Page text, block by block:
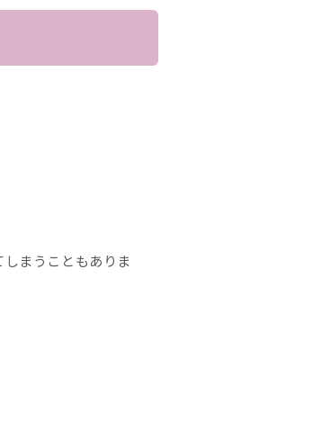
まうこともありま